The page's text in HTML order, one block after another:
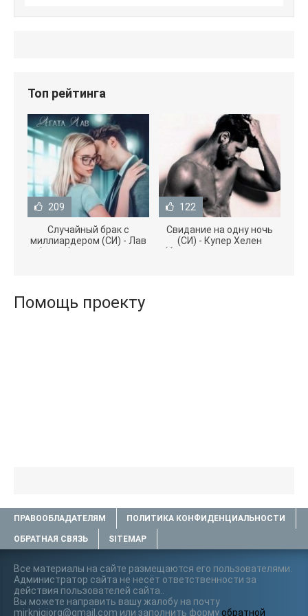
Топ рейтинга
209
Случайный брак с
миллиардером (СИ) - Лав
Агата (полная версия
122
Свидание на одну ночь
(СИ) - Купер Хелен
(бесплатные серии книг
Помощь проекту
ПРАВООБЛАДАТЕЛЯМ ПОЛИТИКА КОНФИДЕНЦИАЛЬНОСТИ
ОБРАТНАЯ СВЯЗЬ SITEMAP
Все материалы на сайте размещаются его пользователями.
Администратор сайта не несёт ответственности за
действия пользователей сайта..
Вы можете направить вашу жалобу на почту
mirknigiorg@gmail.com или заполнить форму обратной